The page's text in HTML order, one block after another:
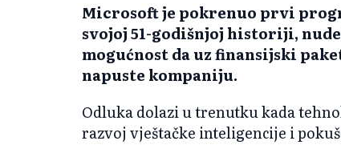
​Microsoft je pokrenuo prvi
svojoj 51-godišnjoj historiji,
mogućnost da uz finansijski
napuste kompaniju.
Odluka dolazi u trenutku kada
razvoj vještačke inteligencije i